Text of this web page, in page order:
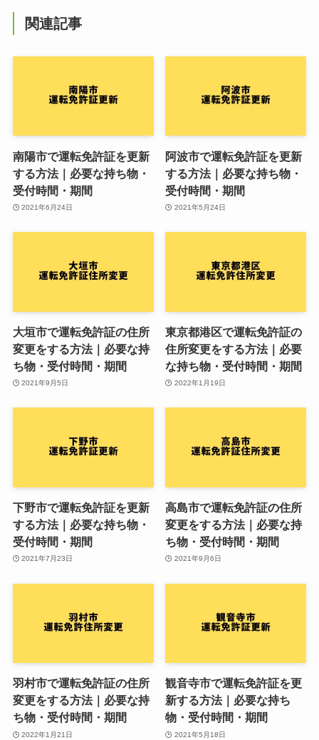
関連記事
南陽市で運転免許証を更新
する方法｜必要な持ち物・
受付時間・期間
2021年6月24日
阿波市で運転免許証を更新
する方法｜必要な持ち物・
受付時間・期間
2021年5月24日
大垣市で運転免許証の住所
変更をする方法｜必要な持
ち物・受付時間・期間
2021年9月5日
東京都港区で運転免許証の
住所変更をする方法｜必要
な持ち物・受付時間・期間
2022年1月19日
下野市で運転免許証を更新
する方法｜必要な持ち物・
受付時間・期間
2021年7月23日
高島市で運転免許証の住所
変更をする方法｜必要な持
ち物・受付時間・期間
2021年9月6日
羽村市で運転免許証の住所
変更をする方法｜必要な持
ち物・受付時間・期間
2022年1月21日
観音寺市で運転免許証を更
新する方法｜必要な持ち
物・受付時間・期間
2021年5月18日